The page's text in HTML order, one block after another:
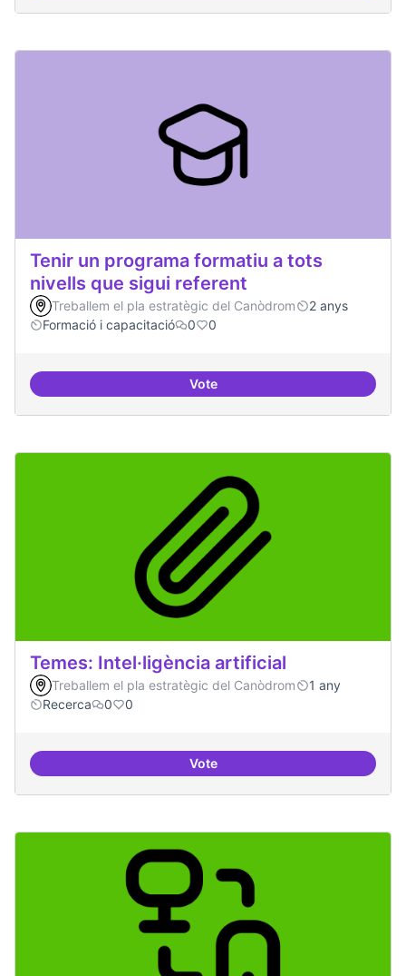
Tenir un programa formatiu a tots
nivells que sigui referent
Treballem el pla estratègic del Canòdrom
2 anys
Formació i capacitació
0 0
VoteTenir un programa formatiu a
Temes: Intel·ligència artificial
Treballem el pla estratègic del Canòdrom
1 any
Recerca
0 0
VoteTemes: Intel·ligència artificial